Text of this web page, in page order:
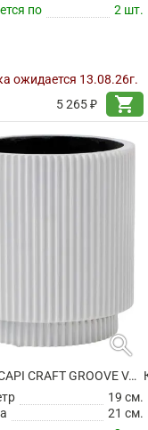
по
2 шт.
ожидается 13.08.26г.
5 265 ₽
shopping_cart
search
КАШПО CAPI CRAFT GROOVE VASE CYLINDER WHITE
19 см.
21 см.